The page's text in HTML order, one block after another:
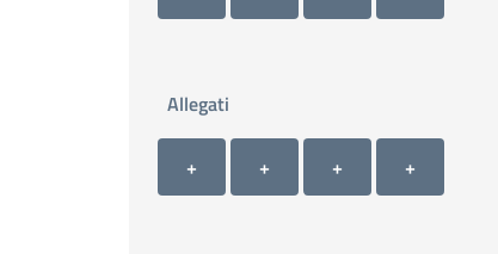
Allegati
Allegato 1
+
Allegato 2
+
Allegato 3
+
Allegato 4
+